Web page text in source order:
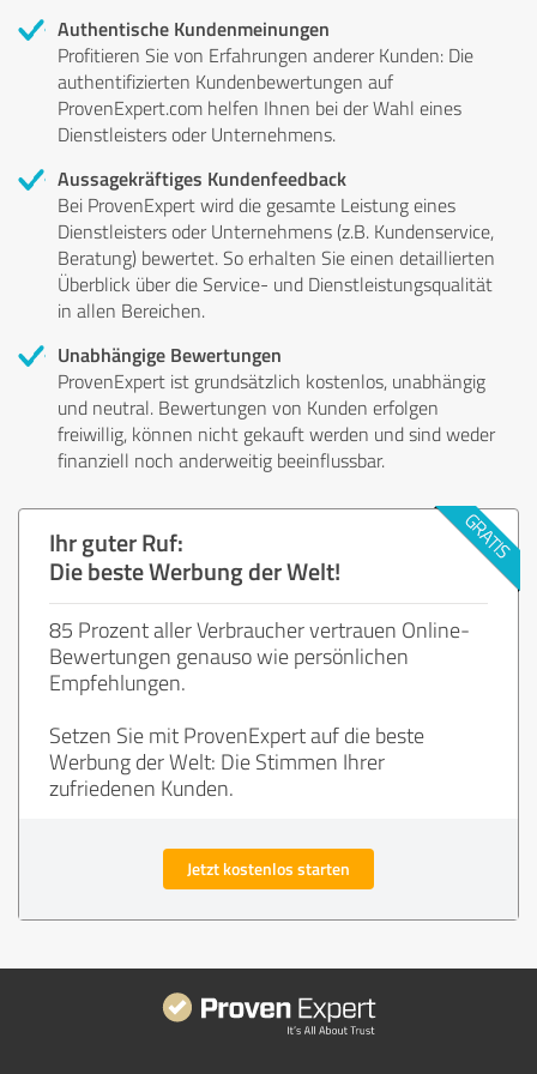
Authentische Kundenmeinungen
Profitieren Sie von Erfahrungen anderer Kunden: Die
authentifizierten Kundenbewertungen auf
ProvenExpert.com helfen Ihnen bei der Wahl eines
Dienstleisters oder Unternehmens.
Aussagekräftiges Kundenfeedback
Bei ProvenExpert wird die gesamte Leistung eines
Dienstleisters oder Unternehmens (z.B. Kundenservice,
Beratung) bewertet. So erhalten Sie einen detaillierten
Überblick über die Service- und Dienstleistungsqualität
in allen Bereichen.
Unabhängige Bewertungen
ProvenExpert ist grundsätzlich kostenlos, unabhängig
und neutral. Bewertungen von Kunden erfolgen
freiwillig, können nicht gekauft werden und sind weder
finanziell noch anderweitig beeinflussbar.
Ihr guter Ruf:
Die beste Werbung der Welt!
85 Prozent aller Verbraucher vertrauen Online-
Bewertungen genauso wie persönlichen
Empfehlungen.
Setzen Sie mit ProvenExpert auf die beste
Werbung der Welt: Die Stimmen Ihrer
zufriedenen Kunden.
Jetzt kostenlos starten